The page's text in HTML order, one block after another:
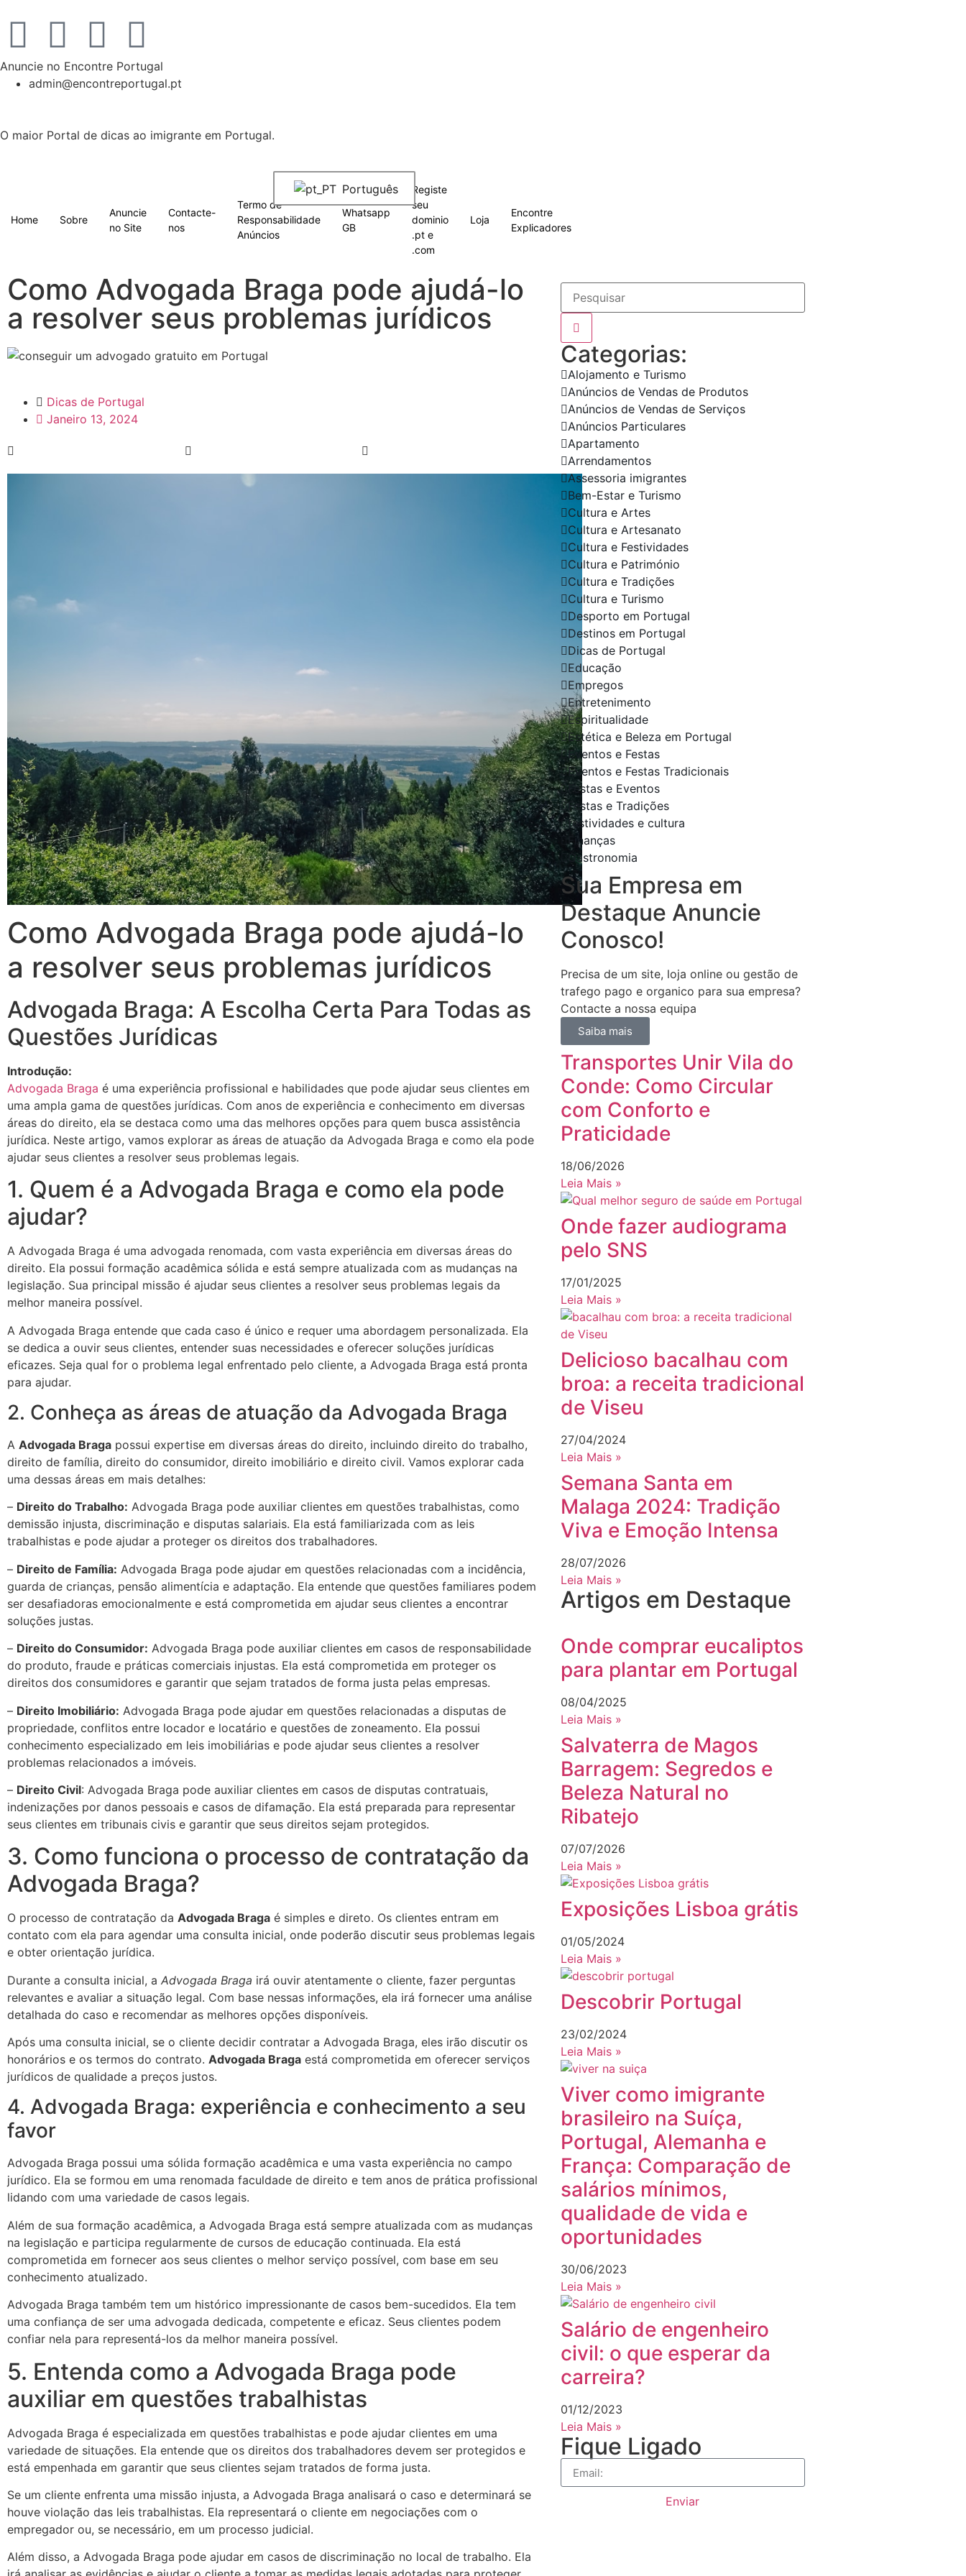
Anuncie no Encontre Portugal
admin@encontreportugal.pt
O maior Portal de dicas ao imigrante em Portugal.
Home Sobre
Anuncie
no Site
Contacte-
nos
Termo de
Responsabilidade
Anúncios
Whatsapp
GB
Registe
seu
dominio
.pt e
.com
Loja
Encontre
Explicadores
Português
Como Advogada Braga pode ajudá-lo
a resolver seus problemas jurídicos
Dicas de Portugal
Janeiro 13, 2024
Como Advogada Braga pode ajudá-lo
a resolver seus problemas jurídicos
Advogada Braga: A Escolha Certa Para Todas as
Questões Jurídicas
Introdução:
Advogada Braga é uma experiência profissional e habilidades que pode ajudar seus clientes em
uma ampla gama de questões jurídicas. Com anos de experiência e conhecimento em diversas
áreas do direito, ela se destaca como uma das melhores opções para quem busca assistência
jurídica. Neste artigo, vamos explorar as áreas de atuação da Advogada Braga e como ela pode
ajudar seus clientes a resolver seus problemas legais.
1. Quem é a Advogada Braga e como ela pode
ajudar?
A Advogada Braga é uma advogada renomada, com vasta experiência em diversas áreas do
direito. Ela possui formação acadêmica sólida e está sempre atualizada com as mudanças na
legislação. Sua principal missão é ajudar seus clientes a resolver seus problemas legais da
melhor maneira possível.
A Advogada Braga entende que cada caso é único e requer uma abordagem personalizada. Ela
se dedica a ouvir seus clientes, entender suas necessidades e oferecer soluções jurídicas
eficazes. Seja qual for o problema legal enfrentado pelo cliente, a Advogada Braga está pronta
para ajudar.
2. Conheça as áreas de atuação da Advogada Braga
A Advogada Braga possui expertise em diversas áreas do direito, incluindo direito do trabalho,
direito de família, direito do consumidor, direito imobiliário e direito civil. Vamos explorar cada
uma dessas áreas em mais detalhes:
– Direito do Trabalho: Advogada Braga pode auxiliar clientes em questões trabalhistas, como
demissão injusta, discriminação e disputas salariais. Ela está familiarizada com as leis
trabalhistas e pode ajudar a proteger os direitos dos trabalhadores.
– Direito de Família: Advogada Braga pode ajudar em questões relacionadas com a incidência,
guarda de crianças, pensão alimentícia e adaptação. Ela entende que questões familiares podem
ser desafiadoras emocionalmente e está comprometida em ajudar seus clientes a encontrar
soluções justas.
– Direito do Consumidor: Advogada Braga pode auxiliar clientes em casos de responsabilidade
do produto, fraude e práticas comerciais injustas. Ela está comprometida em proteger os
direitos dos consumidores e garantir que sejam tratados de forma justa pelas empresas.
– Direito Imobiliário: Advogada Braga pode ajudar em questões relacionadas a disputas de
propriedade, conflitos entre locador e locatário e questões de zoneamento. Ela possui
conhecimento especializado em leis imobiliárias e pode ajudar seus clientes a resolver
problemas relacionados a imóveis.
– Direito Civil: Advogada Braga pode auxiliar clientes em casos de disputas contratuais,
indenizações por danos pessoais e casos de difamação. Ela está preparada para representar
seus clientes em tribunais civis e garantir que seus direitos sejam protegidos.
3. Como funciona o processo de contratação da
Advogada Braga?
O processo de contratação da Advogada Braga é simples e direto. Os clientes entram em
contato com ela para agendar uma consulta inicial, onde poderão discutir seus problemas legais
e obter orientação jurídica.
Durante a consulta inicial, a Advogada Braga irá ouvir atentamente o cliente, fazer perguntas
relevantes e avaliar a situação legal. Com base nessas informações, ela irá fornecer uma análise
detalhada do caso e recomendar as melhores opções disponíveis.
Após uma consulta inicial, se o cliente decidir contratar a Advogada Braga, eles irão discutir os
honorários e os termos do contrato. Advogada Braga está comprometida em oferecer serviços
jurídicos de qualidade a preços justos.
4. Advogada Braga: experiência e conhecimento a seu
favor
Advogada Braga possui uma sólida formação acadêmica e uma vasta experiência no campo
jurídico. Ela se formou em uma renomada faculdade de direito e tem anos de prática profissional
lidando com uma variedade de casos legais.
Além de sua formação acadêmica, a Advogada Braga está sempre atualizada com as mudanças
na legislação e participa regularmente de cursos de educação continuada. Ela está
comprometida em fornecer aos seus clientes o melhor serviço possível, com base em seu
conhecimento atualizado.
Advogada Braga também tem um histórico impressionante de casos bem-sucedidos. Ela tem
uma confiança de ser uma advogada dedicada, competente e eficaz. Seus clientes podem
confiar nela para representá-los da melhor maneira possível.
5. Entenda como a Advogada Braga pode
auxiliar em questões trabalhistas
Advogada Braga é especializada em questões trabalhistas e pode ajudar clientes em uma
variedade de situações. Ela entende que os direitos dos trabalhadores devem ser protegidos e
está empenhada em garantir que seus clientes sejam tratados de forma justa.
Se um cliente enfrenta uma missão injusta, a Advogada Braga analisará o caso e determinará se
houve violação das leis trabalhistas. Ela representará o cliente em negociações com o
empregador ou, se necessário, em um processo judicial.
Além disso, a Advogada Braga pode ajudar em casos de discriminação no local de trabalho. Ela
Categorias:
Alojamento e Turismo
Anúncios de Vendas de Produtos
Anúncios de Vendas de Serviços
Anúncios Particulares
Apartamento
Arrendamentos
Assessoria imigrantes
Bem-Estar e Turismo
Cultura e Artes
Cultura e Artesanato
Cultura e Festividades
Cultura e Património
Cultura e Tradições
Cultura e Turismo
Desporto em Portugal
Destinos em Portugal
Dicas de Portugal
Educação
Empregos
Entretenimento
Espiritualidade
Estética e Beleza em Portugal
Eventos e Festas
Eventos e Festas Tradicionais
Festas e Eventos
Festas e Tradições
festividades e cultura
Finanças
Gastronomia
Sua Empresa em
Destaque Anuncie
Conosco!
Precisa de um site, loja online ou gestão de
trafego pago e organico para sua empresa?
Contacte a nossa equipa
Saiba mais
Transportes Unir Vila do
Conde: Como Circular
com Conforto e
Praticidade
18/06/2026
Leia Mais »
Onde fazer audiograma
pelo SNS
17/01/2025
Leia Mais »
Delicioso bacalhau com
broa: a receita tradicional
de Viseu
27/04/2024
Leia Mais »
Semana Santa em
Malaga 2024: Tradição
Viva e Emoção Intensa
28/07/2026
Leia Mais »
Artigos em Destaque
Onde comprar eucaliptos
para plantar em Portugal
08/04/2025
Leia Mais »
Salvaterra de Magos
Barragem: Segredos e
Beleza Natural no
Ribatejo
07/07/2026
Leia Mais »
Exposições Lisboa grátis
01/05/2024
Leia Mais »
Descobrir Portugal
23/02/2024
Leia Mais »
Viver como imigrante
brasileiro na Suíça,
Portugal, Alemanha e
França: Comparação de
salários mínimos,
qualidade de vida e
oportunidades
30/06/2023
Leia Mais »
Salário de engenheiro
civil: o que esperar da
carreira?
01/12/2023
Leia Mais »
Fique Ligado
Enviar